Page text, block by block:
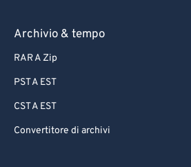
Archivio & tempo
RAR A Zip
PST A EST
CST A EST
Convertitore di archivi